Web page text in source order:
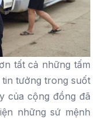
tất cả những tấm
tưởng trong suốt
của cộng đồng đã
những sứ mệnh